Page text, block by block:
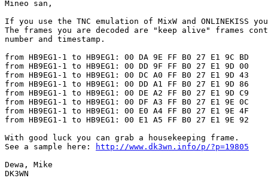
Mineo san,
If you use the TNC emulation of MixW and
The frames you are decoded are "keep alive" frames
number and timestamp.
from HB9EG1-1 to HB9EG1: 00 DA 9E FF B0 27 E1 9C BD
from HB9EG1-1 to HB9EG1: 00 DD 9F FF B0 27 E1 9D 00
from HB9EG1-1 to HB9EG1: 00 DC A0 FF B0 27 E1 9D 43
from HB9EG1-1 to HB9EG1: 00 DD A1 FF B0 27 E1 9D 86
from HB9EG1-1 to HB9EG1: 00 DE A2 FF B0 27 E1 9D C9
from HB9EG1-1 to HB9EG1: 00 DF A3 FF B0 27 E1 9E 0C
from HB9EG1-1 to HB9EG1: 00 E0 A4 FF B0 27 E1 9E 4F
from HB9EG1-1 to HB9EG1: 00 E1 A5 FF B0 27 E1 9E 92
With good luck you can grab a housekeeping frame.
See a sample here:
http://www.dk3wn.info/p/?p=19805
Dewa, Mike
DK3WN